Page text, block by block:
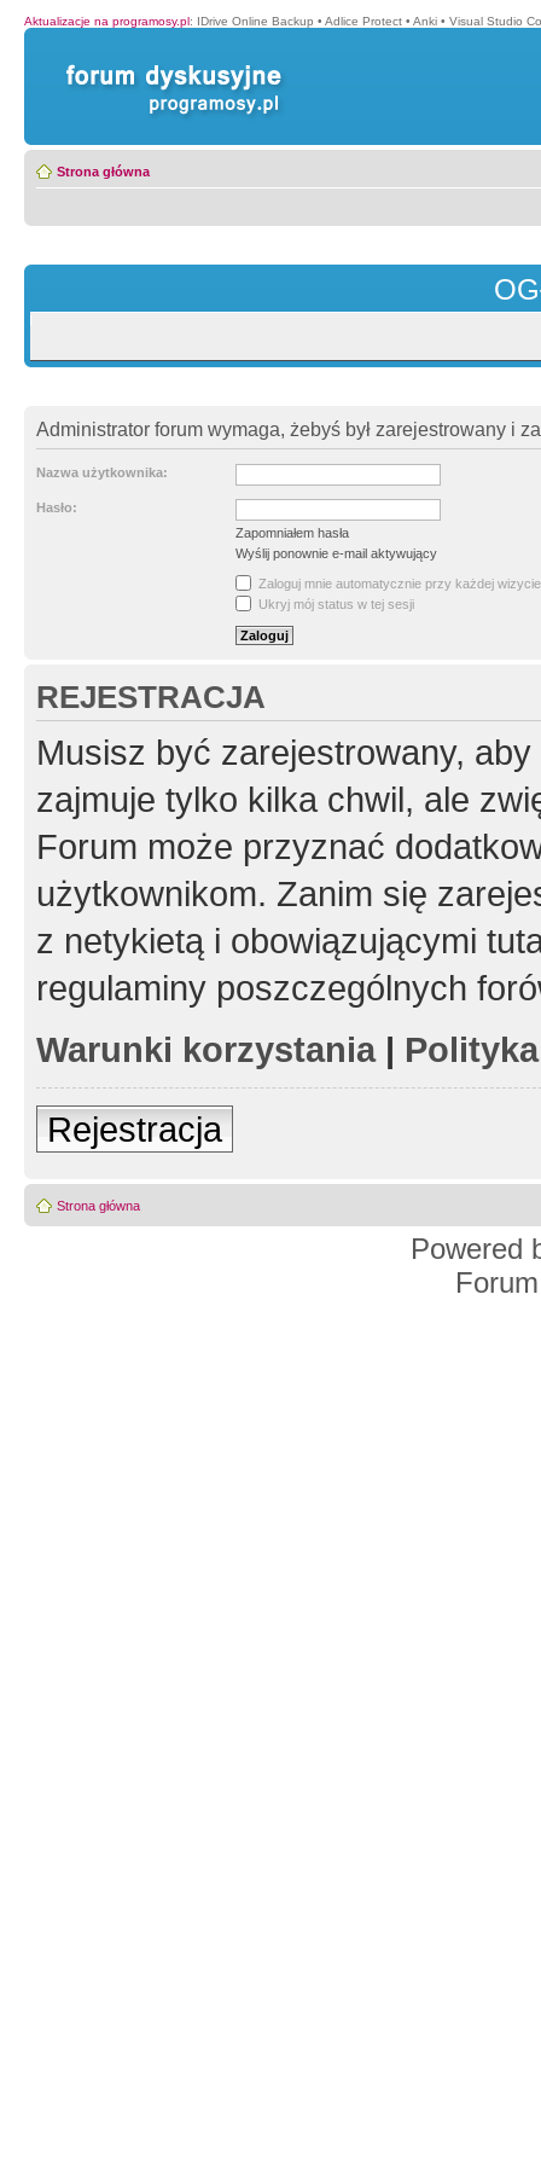
Aktualizacje na programosy.pl: IDrive Online Backup • Adlice Protect • Anki • Visual Studio
Strona główna
Administrator forum wymaga, żebyś był zarejestrowany i
Nazwa użytkownika:
Hasło:
Zapomniałem hasła
Wyślij ponownie e-mail aktywujący
Zaloguj mnie automatycznie przy każdej wizycie
Ukryj mój status w tej sesji
REJESTRACJA
Musisz być zarejestrowany,
zajmuje tylko kilka chwil, ale
Forum może przyznać
użytkownikom. Zanim się
z netykietą i obowiązującymi
regulaminy poszczególnych
Warunki korzystania|
Rejestracja
Strona główna
Powered